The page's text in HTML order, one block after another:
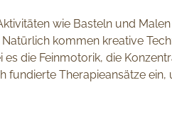
wie Basteln und Malen
kommen kreative
die Feinmotorik, die
fundierte Therapieansätze ein,